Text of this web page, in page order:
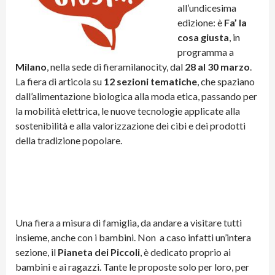
all’undicesima
edizione: è Fa’ la
cosa giusta, in
programma a
Milano, nella sede di fieramilanocity, dal 28 al 30 marzo.
La fiera di articola su 12 sezioni tematiche, che spaziano
dall’alimentazione biologica alla moda etica, passando per
la mobilità elettrica, le nuove tecnologie applicate alla
sostenibilità e alla valorizzazione dei cibi e dei prodotti
della tradizione popolare.
Una fiera a misura di famiglia, da andare a visitare tutti
insieme, anche con i bambini. Non a caso infatti un’intera
sezione, il Pianeta dei Piccoli, è dedicato proprio ai
bambini e ai ragazzi. Tante le proposte solo per loro, per